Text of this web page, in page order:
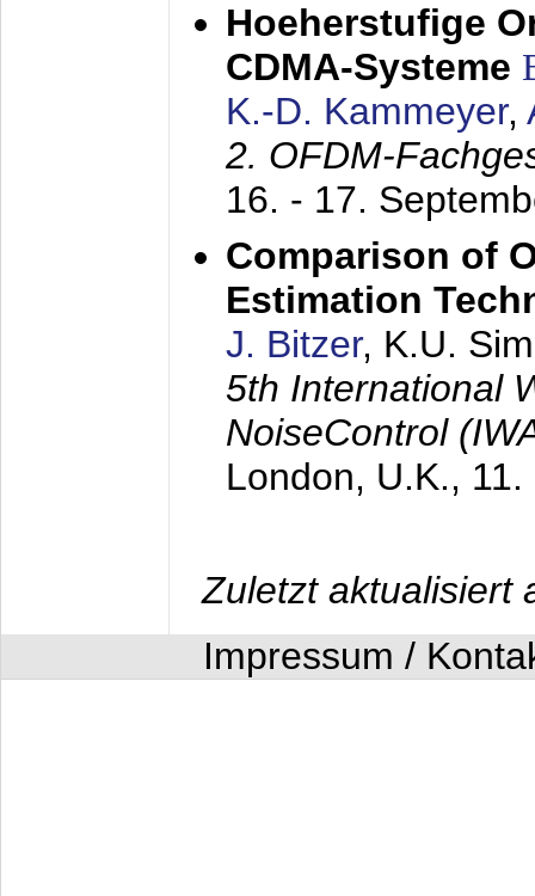
Hoeherstufige
CDMA-Systeme
K.-D. Kammeyer,
2. OFDM-
16. - 17.
Comparison of
Estimation
J. Bitzer, K.U.
5th International
NoiseControl
London, U.K.,
Zuletzt aktualisiert
Impressum /